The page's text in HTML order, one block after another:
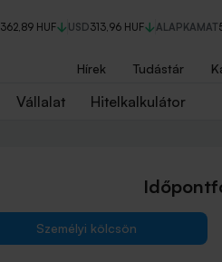
362,89 HUF USD313,96 HUF ALAPKAMAT
Hírek Tudástár
Vállalat Hitelkalkulátor
Személyi kölcsön